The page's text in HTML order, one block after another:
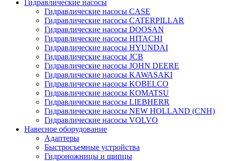
Гидравлические насосы
Гидравлические насосы CASE
Гидравлические насосы CATERPILLAR
Гидравлические насосы DOOSAN
Гидравлические насосы HITACHI
Гидравлические насосы HYUNDAI
Гидравлические насосы JCB
Гидравлические насосы JOHN DEERE
Гидравлические насосы KAWASAKI
Гидравлические насосы KOBELCO
Гидравлические насосы KOMATSU
Гидравлические насосы LIEBHERR
Гидравлические насосы NEW HOLLAND (CNH)
Гидравлические насосы VOLVO
Навесное оборудование
Адаптеры
Быстросъемные устройства
Гидроножницы и щипцы